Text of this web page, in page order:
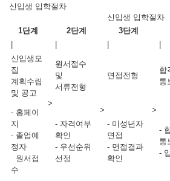
신입생 입학절차
신입생 입학절차
1단계
>
2단계
>
3단계
>
신입생모
집
계획수립
및 공고
원서접수
및
서류전형
면접전형
합
통
- 홈페이
지
- 졸업예
정자
원서접
수
- 자격여부
확인
- 우선순위
선정
- 미성년자
면접
- 면접결과
확인
-
통
-